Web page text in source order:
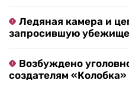
Ледяная камера и
запросившую
Возбуждено
создателям «Колобка»